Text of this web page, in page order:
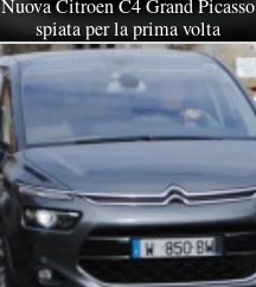
Nuova Citroen C4 Grand Picasso
spiata per la prima volta